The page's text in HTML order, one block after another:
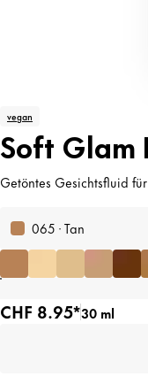
vegan
Soft Glam
Getöntes Gesichtsfluid
065 · Tan
CHF 8.95*30 ml